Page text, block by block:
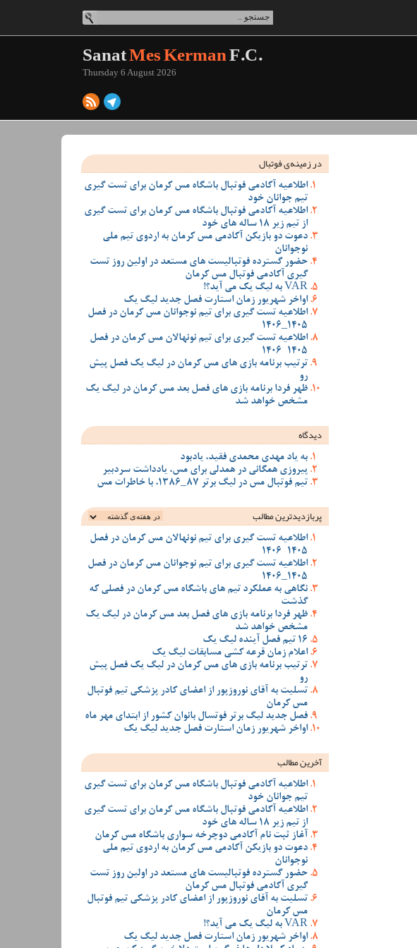
SanatMes KermanF.C.
Thursday 6 August 2026
در زمینه‌ی فوتبال
اطلاعیه آکادمی فوتبال باشگاه مس کرمان برای تست گیری
تیم جوانان خود
اطلاعیه آکادمی فوتبال باشگاه مس کرمان برای تست گیری
از تیم زیر 18 ساله های خود
دعوت دو بازیکن آکادمی مس کرمان به اردوی تیم ملی
نوجوانان
حضور گسترده فوتبالیست های مستعد در اولین روز تست
گیری آکادمی فوتبال مس کرمان
VAR به لیگ یک می آید؟!
اواخر شهریور زمان استارت فصل جدید لیگ یک
اطلاعیه تست گیری برای تیم نوجوانان مس کرمان در فصل
1405_1406
اطلاعیه تست گیری برای تیم نونهالان مس کرمان در فصل
1405-1406
ترتیب برنامه بازی های مس کرمان در لیگ یک فصل پیش
رو
ظهر فردا برنامه بازی های فصل بعد مس کرمان در لیگ یک
مشخص خواهد شد
دیدگاه
به یاد مهدی محمدی فقید، یادبود
پیروزی همگانی در همدلی برای مس، یادداشت سردبیر
تیم فوتبال مس در لیگ برتر 87_1386، با خاطرات مس
پربازدیدترین‌ مطالب
اطلاعیه تست گیری برای تیم نونهالان مس کرمان در فصل
1405-1406
اطلاعیه تست گیری برای تیم نوجوانان مس کرمان در فصل
1405_1406
نگاهی به عملکرد تیم های باشگاه مس کرمان در فصلی که
گذشت
ظهر فردا برنامه بازی های فصل بعد مس کرمان در لیگ یک
مشخص خواهد شد
16 تیم فصل آینده لیگ یک
اعلام زمان قرعه کشی مسابقات لیگ یک
ترتیب برنامه بازی های مس کرمان در لیگ یک فصل پیش
رو
تسلیت به آقای نوروزپور از اعضای کادر پزشکی تیم فوتبال
مس کرمان
فصل جدید لیگ برتر فوتسال بانوان کشور از ابتدای مهر ماه
اواخر شهریور زمان استارت فصل جدید لیگ یک
آخرین مطالب
اطلاعیه آکادمی فوتبال باشگاه مس کرمان برای تست گیری
تیم جوانان خود
اطلاعیه آکادمی فوتبال باشگاه مس کرمان برای تست گیری
از تیم زیر 18 ساله های خود
آغاز ثبت نام آکادمی دوچرخه سواری باشگاه مس کرمان
دعوت دو بازیکن آکادمی مس کرمان به اردوی تیم ملی
نوجوانان
حضور گسترده فوتبالیست های مستعد در اولین روز تست
گیری آکادمی فوتبال مس کرمان
تسلیت به آقای نوروزپور از اعضای کادر پزشکی تیم فوتبال
مس کرمان
VAR به لیگ یک می آید؟!
اواخر شهریور زمان استارت فصل جدید لیگ یک